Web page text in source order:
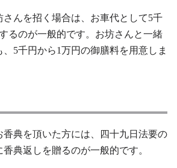
さんを招く場合は、お車代として5千
るのが一般的です。お坊さんと一緒
5千円から1万円の御膳料を用意しま
香典を頂いた方には、四十九日法要の
典返しを贈るのが一般的です。